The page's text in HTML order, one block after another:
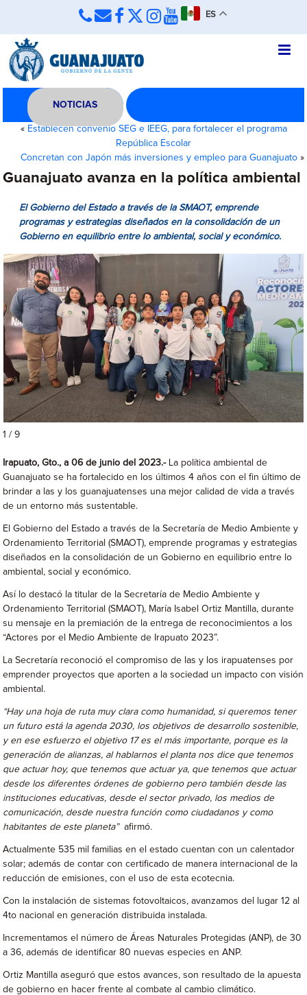
ES
NOTICIAS
« Establecen convenio SEG e IEEG, para fortalecer el programa
República Escolar
Concretan con Japón más inversiones y empleo para Guanajuato»
Guanajuato avanza en la política ambiental
El Gobierno del Estado a través de la SMAOT, emprende
programas y estrategias diseñados en la consolidación de un
Gobierno en equilibrio entre lo ambiental, social y económico.
1 / 9
Irapuato, Gto., a 06 de junio del 2023.-La política ambiental de
Guanajuato se ha fortalecido en los últimos 4 años con el fin último de
brindar a las y los guanajuatenses una mejor calidad de vida a través
de un entorno más sustentable.
El Gobierno del Estado a través de la Secretaría de Medio Ambiente y
Ordenamiento Territorial (SMAOT), emprende programas y estrategias
diseñados en la consolidación de un Gobierno en equilibrio entre lo
ambiental, social y económico.
Así lo destacó la titular de la Secretaría de Medio Ambiente y
Ordenamiento Territorial (SMAOT), María Isabel Ortiz Mantilla, durante
su mensaje en la premiación de la entrega de reconocimientos a los
“Actores por el Medio Ambiente de Irapuato 2023”.
La Secretaría reconoció el compromiso de las y los irapuatenses por
emprender proyectos que aporten a la sociedad un impacto con visión
ambiental.
“Hay una hoja de ruta muy clara como humanidad, si queremos tener
un futuro está la agenda 2030, los objetivos de desarrollo sostenible,
y en ese esfuerzo el objetivo 17 es el más importante, porque es la
generación de alianzas, al hablarnos el planta nos dice que tenemos
que actuar hoy, que tenemos que actuar ya, que tenemos que actuar
desde los diferentes órdenes de gobierno pero también desde las
instituciones educativas, desde el sector privado, los medios de
comunicación, desde nuestra función como ciudadanos y como
habitantes de este planeta”afirmó.
Actualmente 535 mil familias en el estado cuentan con un calentador
solar; además de contar con certificado de manera internacional de la
reducción de emisiones, con el uso de esta ecotecnia.
Con la instalación de sistemas fotovoltaicos, avanzamos del lugar 12 al
4to nacional en generación distribuida instalada.
Incrementamos el número de Áreas Naturales Protegidas (ANP), de 30
a 36, además de identificar 80 nuevas especies en ANP.
Ortiz Mantilla aseguró que estos avances, son resultado de la apuesta
de gobierno en hacer frente al combate al cambio climático.